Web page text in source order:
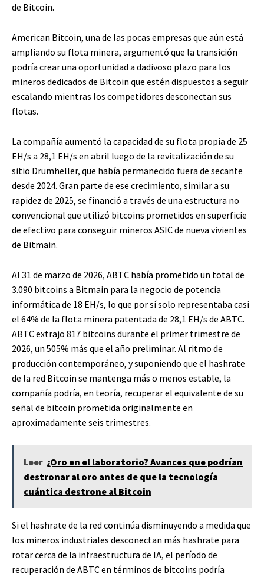
de Bitcoin.
American Bitcoin, una de las pocas empresas que aún está
ampliando su flota minera, argumentó que la transición
podría crear una oportunidad a dadivoso plazo para los
mineros dedicados de Bitcoin que estén dispuestos a seguir
escalando mientras los competidores desconectan sus
flotas.
La compañía aumentó la capacidad de su flota propia de 25
EH/s a 28,1 EH/s en abril luego de la revitalización de su
sitio Drumheller, que había permanecido fuera de secante
desde 2024. Gran parte de ese crecimiento, similar a su
rapidez de 2025, se financió a través de una estructura no
convencional que utilizó bitcoins prometidos en superficie
de efectivo para conseguir mineros ASIC de nueva vivientes
de Bitmain.
Al 31 de marzo de 2026, ABTC había prometido un total de
3.090 bitcoins a Bitmain para la negocio de potencia
informática de 18 EH/s, lo que por sí solo representaba casi
el 64% de la flota minera patentada de 28,1 EH/s de ABTC.
ABTC extrajo 817 bitcoins durante el primer trimestre de
2026, un 505% más que el año preliminar. Al ritmo de
producción contemporáneo, y suponiendo que el hashrate
de la red Bitcoin se mantenga más o menos estable, la
compañía podría, en teoría, recuperar el equivalente de su
señal de bitcoin prometida originalmente en
aproximadamente seis trimestres.
Leer ¿Oro en el laboratorio? Avances que podrían
destronar al oro antes de que la tecnología
cuántica destrone al Bitcoin
Si el hashrate de la red continúa disminuyendo a medida que
los mineros industriales desconectan más hashrate para
rotar cerca de la infraestructura de IA, el período de
recuperación de ABTC en términos de bitcoins podría